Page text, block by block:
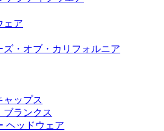
ェア
ズ・オブ・カリフォルニア
ャップス
ランクス
ヘッドウェア